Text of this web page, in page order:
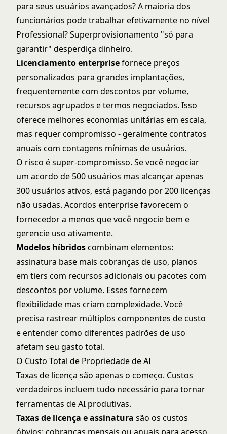
para seus usuários avançados? A maioria dos
funcionários pode trabalhar efetivamente no nível
Professional? Superprovisionamento "só para
garantir" desperdiça dinheiro.
Licenciamento enterprisefornece preços
personalizados para grandes implantações,
frequentemente com descontos por volume,
recursos agrupados e termos negociados. Isso
oferece melhores economias unitárias em escala,
mas requer compromisso - geralmente contratos
anuais com contagens mínimas de usuários.
O risco é super-compromisso. Se você negociar
um acordo de 500 usuários mas alcançar apenas
300 usuários ativos, está pagando por 200 licenças
não usadas. Acordos enterprise favorecem o
fornecedor a menos que você negocie bem e
gerencie uso ativamente.
Modelos híbridoscombinam elementos:
assinatura base mais cobranças de uso, planos
em tiers com recursos adicionais ou pacotes com
descontos por volume. Esses fornecem
flexibilidade mas criam complexidade. Você
precisa rastrear múltiplos componentes de custo
e entender como diferentes padrões de uso
afetam seu gasto total.
O Custo Total de Propriedade de AI
Taxas de licença são apenas o começo. Custos
verdadeiros incluem tudo necessário para tornar
ferramentas de AI produtivas.
Taxas de licença e assinatura são os custos